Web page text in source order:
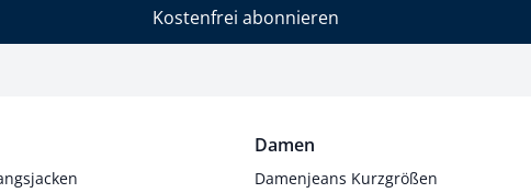
Kostenfrei abonnieren
Damen
Damenjeans Kurzgrößen